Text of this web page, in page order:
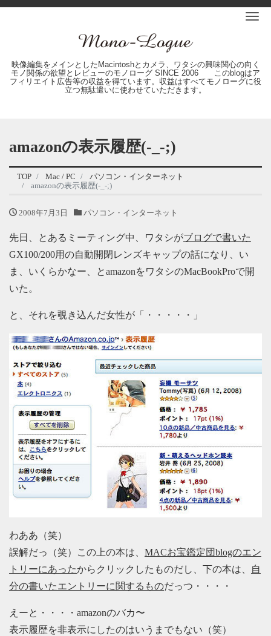
映像編集をメインとしたMacintoshとカメラ、ワタシの興味関心の向く
モノ関係の欲望とレビューのモノローグ SINCE 2006 このblogはア
フィリエイト広告等の収益を得ています。収益はすべてモノローグに役
立つ無駄遣いに使わせていただきます。
amazonの表示履歴(-_-;)
TOP Mac / PC
パソコン・インターネット
amazonの表示履歴(-_-;)
2008年7月3日 パソコン・インターネット
先日、とあるミーティング中、ワタシがブログで書いた
GX100/200用の自動開閉レンズキャップの話になり、い
ま、いくらかなー、とamazonをワタシのMacBookProで開
いた。
と、それを覗き込んだ女性が「・・・・・」
わああ（笑）
誤解だっ（笑）この上の本は、 MACお宝鑑定団blogのエン
トリーにあったからクリックしたものだし、下の本は、
自
分の書いたエントリーに関するものだっつ・・・・
えーと・・・・amazonのバカ〜
表示履歴を非表示にしたのはいうまでもない（笑）